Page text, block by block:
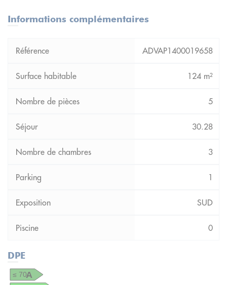
Informations complémentaires
ADVAP1400019658
124 m²
5
30.28
3
1
SUD
0
DPE
A
≤ 70